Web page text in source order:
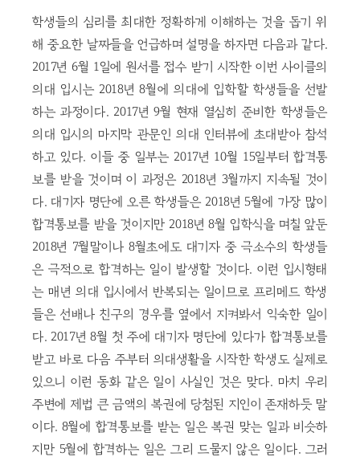
학생들의 심리를 최대한 정확하게 이해하는 것을 돕기 위
해 중요한 날짜들을 언급하며 설명을 하자면 다음과 같다.
2017년 6월 1일에 원서를 접수 받기 시작한 이번 사이클의
의대 입시는 2018년 8월에 의대에 입학할 학생들을 선발
하는 과정이다. 2017년 9월 현재 열심히 준비한 학생들은
의대 입시의 마지막 관문인 의대 인터뷰에 초대받아 참석
하고 있다. 이들 중 일부는 2017년 10월 15일부터 합격통
보를 받을 것이며 이 과정은 2018년 3월까지 지속될 것이
다. 대기자 명단에 오른 학생들은 2018년 5월에 가장 많이
합격통보를 받을 것이지만 2018년 8월 입학식을 며칠 앞둔
2018년 7월말이나 8월초에도 대기자 중 극소수의 학생들
은 극적으로 합격하는 일이 발생할 것이다. 이런 입시형태
는 매년 의대 입시에서 반복되는 일이므로 프리메드 학생
들은 선배나 친구의 경우를 옆에서 지켜봐서 익숙한 일이
다. 2017년 8월 첫 주에 대기자 명단에 있다가 합격통보를
받고 바로 다음 주부터 의대생활을 시작한 학생도 실제로
있으니 이런 동화 같은 일이 사실인 것은 맞다. 마치 우리
주변에 제법 큰 금액의 복권에 당첨된 지인이 존재하듯 말
이다. 8월에 합격통보를 받는 일은 복권 맞는 일과 비슷하
지만 5월에 합격하는 일은 그리 드물지 않은 일이다. 그러